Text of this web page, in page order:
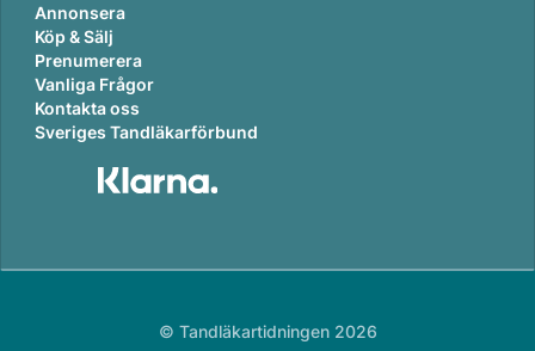
Annonsera
Köp & Sälj
Prenumerera
Vanliga Frågor
Kontakta oss
Sveriges Tandläkarförbund
© Tandläkartidningen 2026